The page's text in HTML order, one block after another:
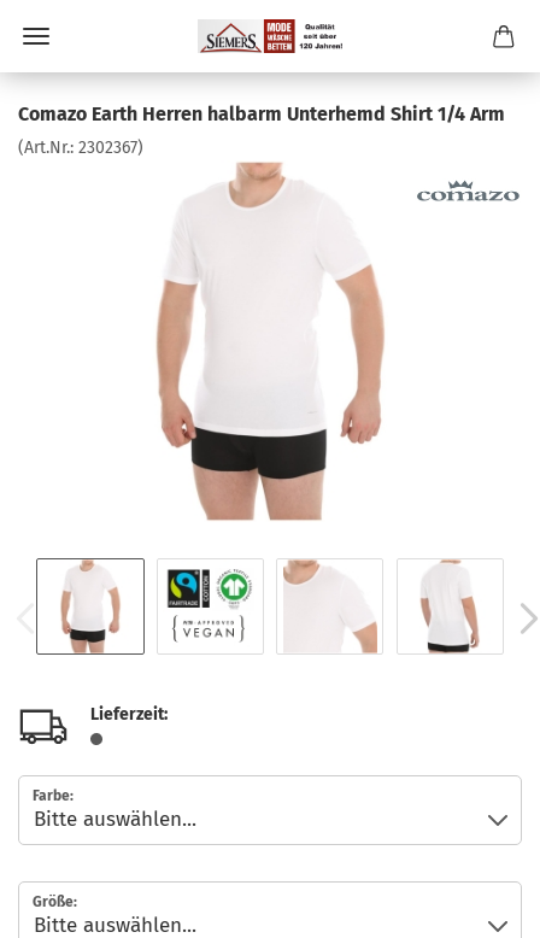
Comazo Earth Herren halbarm Unterhemd Shirt 1/4 Arm
(Art.Nr.: 2302367)
Lieferzeit:
Farbe:
Größe: